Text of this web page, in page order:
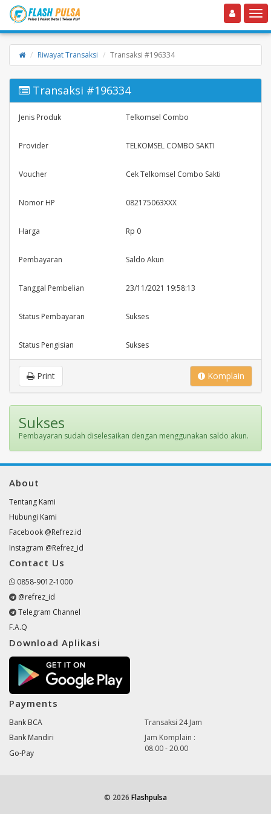
Toggle navigation
Riwayat Transaksi Transaksi #196334
Transaksi #196334
Jenis Produk Telkomsel Combo
Provider TELKOMSEL COMBO SAKTI
Voucher Cek Telkomsel Combo Sakti
Nomor HP 082175063XXX
Harga Rp 0
Pembayaran Saldo Akun
Tanggal Pembelian 23/11/2021 19:58:13
Status Pembayaran Sukses
Status Pengisian Sukses
Komplain
Print
Sukses
Pembayaran sudah diselesaikan dengan menggunakan saldo akun.
About
Tentang Kami
Hubungi Kami
Facebook @Refrez.id
Instagram @Refrez_id
Contact Us
0858-9012-1000
@refrez_id
Telegram Channel
F.A.Q
Download Aplikasi
Payments
Bank BCA
Bank Mandiri
Go-Pay
Transaksi 24 Jam
Jam Komplain :
08.00 - 20.00
© 2026 Flashpulsa